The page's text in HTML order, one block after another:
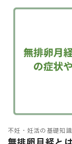
不妊・妊活の基礎知識